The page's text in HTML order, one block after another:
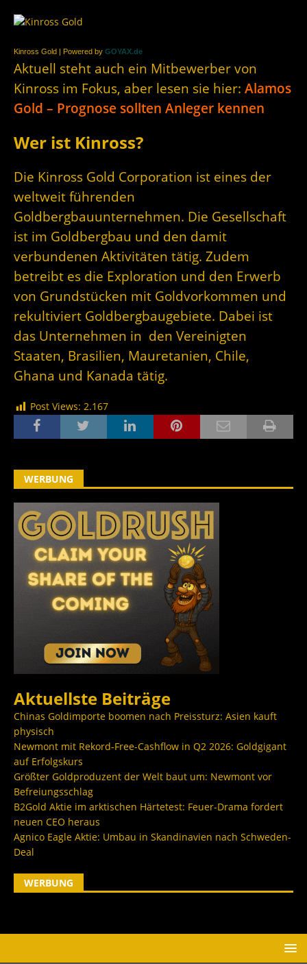
Kinross Gold | Powered by GOYAX.de
Aktuell steht auch ein Mitbewerber von
Kinross im Fokus, aber lesen sie hier: Alamos
Gold – Prognose sollten Anleger kennen
Wer ist Kinross?
Die Kinross Gold Corporation ist eines der
weltweit führenden
Goldbergbauunternehmen. Die Gesellschaft
ist im Goldbergbau und den damit
verbundenen Aktivitäten tätig. Zudem
betreibt es die Exploration und den Erwerb
von Grundstücken mit Goldvorkommen und
rekultiviert Goldbergbaugebiete. Dabei ist
das Unternehmen in den Vereinigten
Staaten, Brasilien, Mauretanien, Chile,
Ghana und Kanada tätig.
Post Views: 2.167
WERBUNG
Aktuellste Beiträge
Chinas Goldimporte boomen nach Preissturz: Asien kauft
physisch
Newmont mit Rekord-Free-Cashflow in Q2 2026: Goldgigant
auf Erfolgskurs
Größter Goldproduzent der Welt baut um: Newmont vor
Befreiungsschlag
B2Gold Aktie im arktischen Härtetest: Feuer-Drama fordert
neuen CEO heraus
Agnico Eagle Aktie: Umbau in Skandinavien nach Schweden-
Deal
WERBUNG